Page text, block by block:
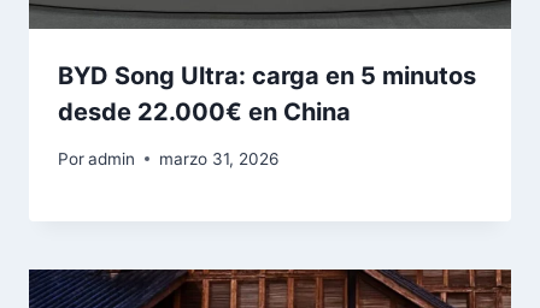
BYD Song Ultra: carga en 5 minutos
desde 22.000€ en China
Poradmin marzo 31, 2026